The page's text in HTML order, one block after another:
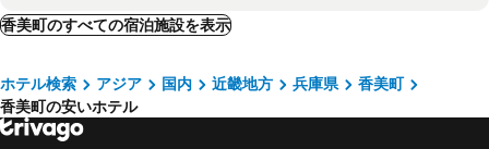
ハチ北温泉 お宿 ひさ家
香美町のすべての宿泊施設を表示
ホテル検索 アジア 国内 近畿地方 兵庫県
香美町
香美町の安いホテル